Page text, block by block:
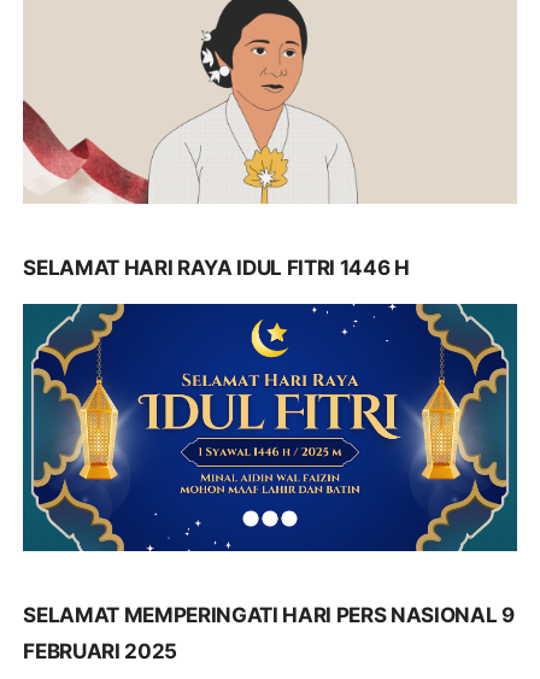
SELAMAT HARI RAYA IDUL FITRI 1446 H
SELAMAT MEMPERINGATI HARI PERS NASIONAL 9
FEBRUARI 2025